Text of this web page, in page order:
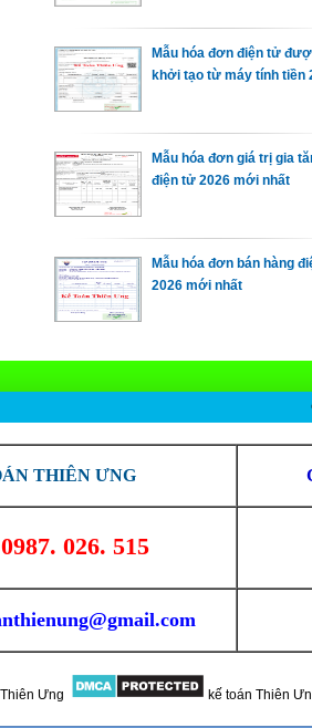
Mẫu hóa đơn điện tử
khởi tạo từ máy tính tiền
Mẫu hóa đơn giá trị gia
điện tử 2026 mới nhất
Mẫu hóa đơn bán hàng
2026 mới nhất
THIÊN ƯNG
0987. 026. 515
Ưng kế toán Thiên